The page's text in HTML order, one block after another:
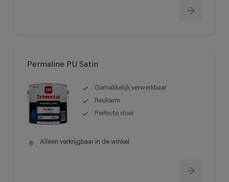
Permaline PU Satin
Gemakkelijk verwerkbaar
Reukarm
Perfecte vloei
Alleen verkrijgbaar in de winkel